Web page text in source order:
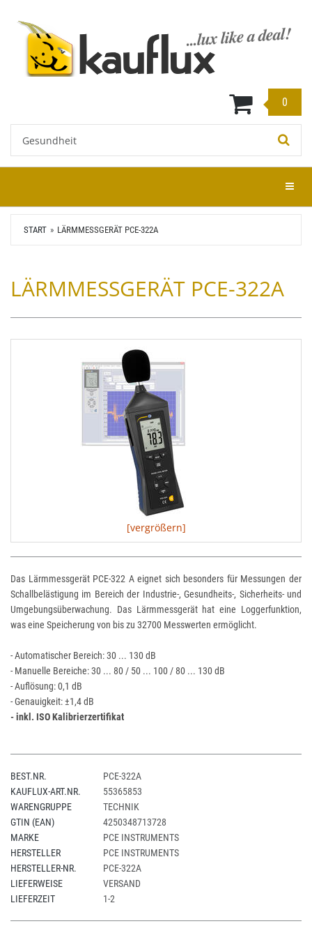
Hauptinhalt
springen
0
Menü
START LÄRMMESSGERÄT PCE-322A
LÄRMMESSGERÄT PCE-322A
[vergrößern]
Das Lärmmessgerät PCE-322 A eignet sich besonders für Messungen der
Schallbelästigung im Bereich der Industrie-, Gesundheits-, Sicherheits- und
Umgebungsüberwachung. Das Lärmmessgerät hat eine Loggerfunktion,
was eine Speicherung von bis zu 32700 Messwerten ermöglicht.
- Automatischer Bereich: 30 ... 130 dB
- Manuelle Bereiche: 30 ... 80 / 50 ... 100 / 80 ... 130 dB
- Auflösung: 0,1 dB
- Genauigkeit: ±1,4 dB
- inkl. ISO Kalibrierzertifikat
BEST.NR.
PCE-322A
KAUFLUX-ART.NR.
55365853
WARENGRUPPE
TECHNIK
GTIN (EAN)
4250348713728
MARKE
PCE INSTRUMENTS
HERSTELLER
PCE INSTRUMENTS
HERSTELLER-NR.
PCE-322A
LIEFERWEISE
VERSAND
LIEFERZEIT
1-2